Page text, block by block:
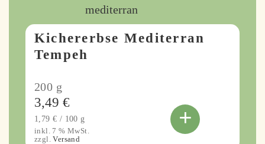
Kichererbse Mediterran
Tempeh
200 g
3,49 €
1,79 € / 100 g
inkl. 7 % MwSt.
zzgl.Versand
+